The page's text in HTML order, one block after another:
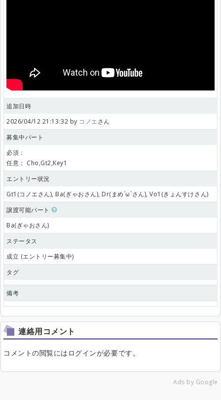
追加日時
2026/04/12 21:13:32 by コノエさん
募集中パート
必須：
任意： Cho,Gt2,Key1
エントリー状況
Gt1(コノエさん), Ba(ぎゃおさん), Dr(まめ´ω`さん), Vo1(きょんすけさん)
譲渡可能パート
Ba(ぎゃおさん)
ステータス
成立 (エントリー募集中)
タグ
備考
連絡用コメント
コメントの閲覧にはログインが必要です。
Ads by Google